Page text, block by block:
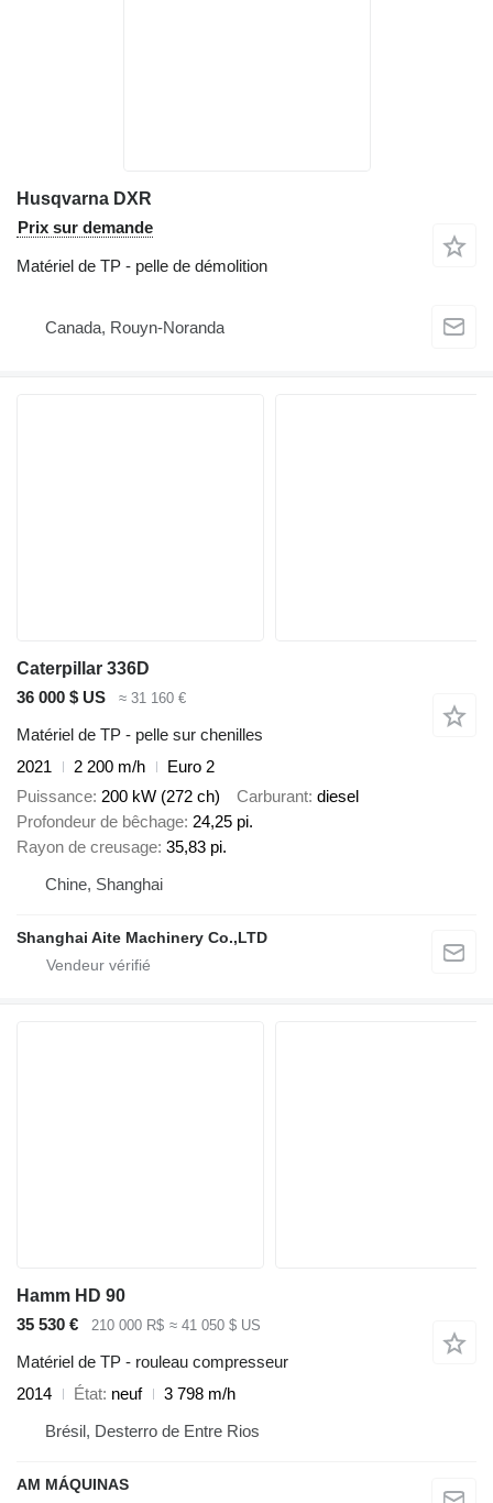
Husqvarna DXR
Prix sur demande
Matériel de TP - pelle de démolition
Canada, Rouyn-Noranda
Caterpillar 336D
36 000 $ US
≈ 31 160 €
Matériel de TP - pelle sur chenilles
2021
2 200 m/h
Euro 2
Puissance 200 kW (272 ch) Carburant diesel
Profondeur de bêchage 24,25 pi.
Rayon de creusage 35,83 pi.
Chine, Shanghai
Shanghai Aite Machinery Co.,LTD
Hamm HD 90
35 530 €
210 000 R$ ≈ 41 050 $ US
Matériel de TP - rouleau compresseur
2014
État neuf
3 798 m/h
Brésil, Desterro de Entre Rios
AM MÁQUINAS